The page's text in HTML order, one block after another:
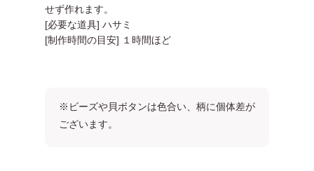
せず作れます。
[必要な道具] ハサミ
[制作時間の目安] １時間ほど
※ビーズや貝ボタンは色合い、柄に個体差が
ございます。